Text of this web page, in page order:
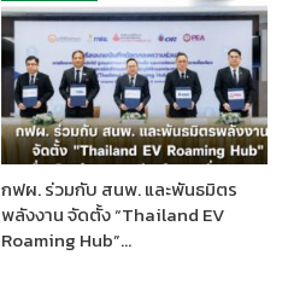
กฟผ. ร่วมกับ สนพ. และพันธมิตร
พลังงาน จัดตั้ง “Thailand EV
Roaming Hub”…